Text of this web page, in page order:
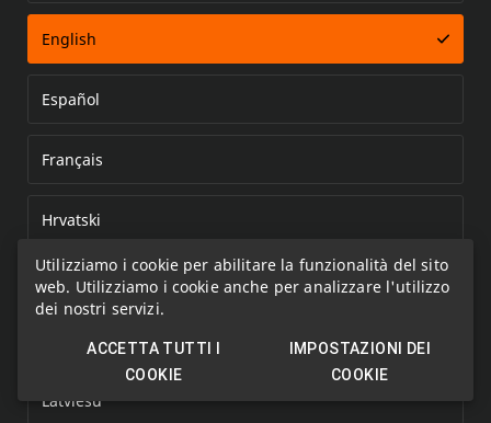
Utilizziamo i cookie per abilitare la funzionalità del sito
web. Utilizziamo i cookie anche per analizzare l'utilizzo
dei nostri servizi.
ACCETTA TUTTI I
COOKIE
IMPOSTAZIONI DEI
COOKIE
English
Español
Français
Hrvatski
Italiano
Kazakh
Latviešu